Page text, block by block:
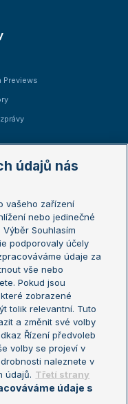
Previews
Open
údajů nás
vašeho zařízení
nebo jedinečné
Souhlasím
podporovaly účely
údaje za
vše nebo
Pokud jsou
zobrazené
tolik relevantní. Tuto
a změnit své volby
Řízení předvoleb
volby se projeví v
naleznete v
údajů. Třetí strany
údaje s